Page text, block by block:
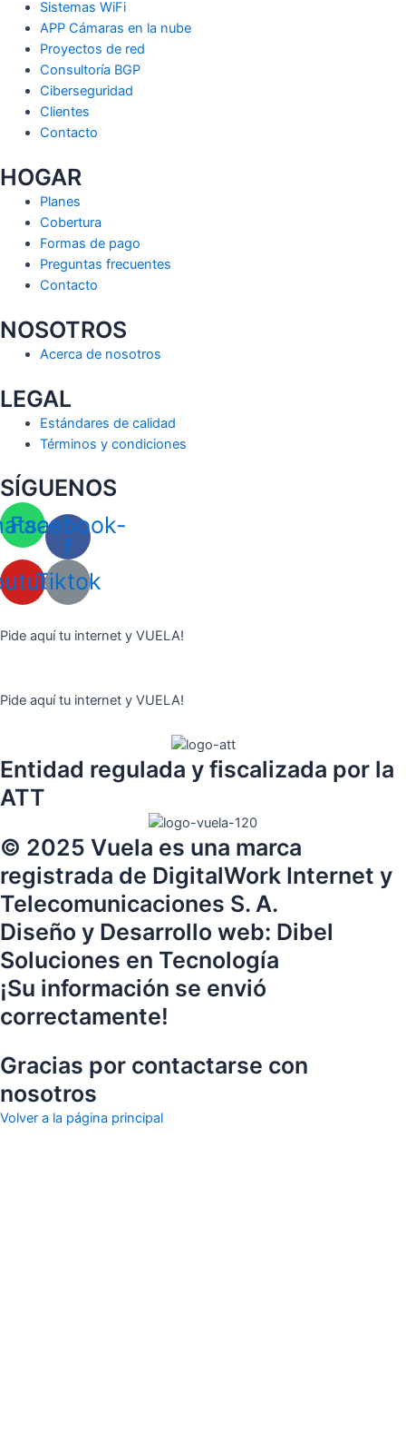
Sistemas WiFi
APP Cámaras en la nube
Proyectos de red
Consultoría BGP
Ciberseguridad
Clientes
Contacto
HOGAR
Planes
Cobertura
Formas de pago
Preguntas frecuentes
Contacto
NOSOTROS
Acerca de nosotros
LEGAL
Estándares de calidad
Términos y condiciones
SÍGUENOS
Facebook-
f
Tiktok
Pide aquí tu internet y VUELA!
Pide aquí tu internet y VUELA!
Entidad regulada y fiscalizada por la
ATT
© 2025 Vuela es una marca
registrada de DigitalWork Internet y
Telecomunicaciones S. A.
Diseño y Desarrollo web: Dibel
Soluciones en Tecnología
¡Su información se envió
correctamente!
Gracias por contactarse con
nosotros
Volver a la página principal